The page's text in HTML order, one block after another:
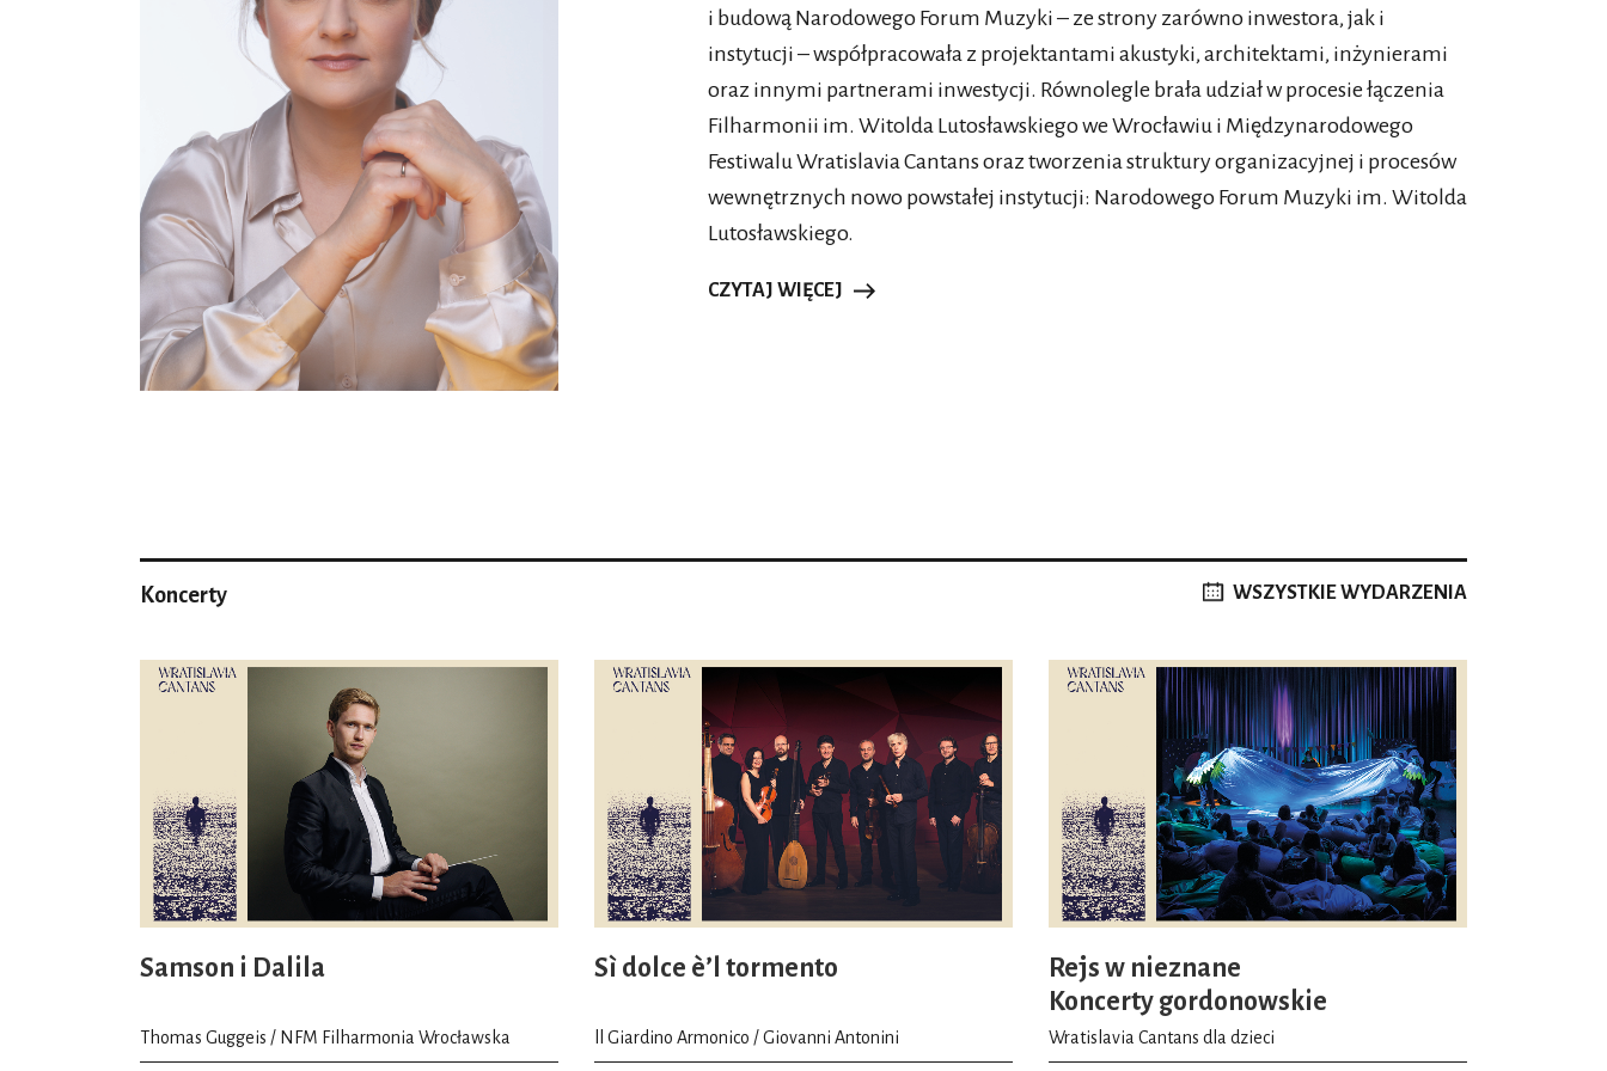
McCreesh wykonywał na 32. Wratislavii Cantans w 1997 roku. Wtedy go poznałem.
Bohater rekonstrukcji mszy koronacyjnej, Marino Grimani, który w 1595 roku
otrzymał godność doży, miał już swoje lata, a mimo tego przyjął zaszczyt i wyzwania
z nim związane. Również sama Wenecja na przełomie XVI i XVII wieku, wciąż
wspaniała i bogata, była właściwie w okresie schyłkowym, rozpoczętym przez
zdobycie Konstantynopola przez Turków Osmańskich. Podobnie jak doża,
Najjaśniejsza Republika przekroczyła smugę cienia.
Do nagrania sprzed ponad trzydziestu lat nawiąże z kolei zespół Il Giardino
Nad Morze Śródziemne zaprowadzą nas też dwie opery w wykonaniu
EneaszuHenry’ego Purcella. Dostrzegamy w ich tytułach pewną symetrię. Czy łączy
je coś jeszcze?
O proszę, nie pomyślałem, że i te opery rozgrywają się nad morzem! Nie są to jednak
opery marynistyczne [śmiech]. Obie opowieści wyrosły w kulturze
śródziemnomorskiej. Ich fabuła toczy się właśnie wokół motywu odpowiedzialności
za siebie i naród. Weźmy historię Samsona, czyli dzieło Saint-Saënsa, które
poprowadzi Thomas Guggeis. Żydzi byli gnębieni i okupowani przez Filistynów.
smugę cienia, modlił się do Boga i odzyskał siły, by wraz z oprawcami zginąć pod
gruzami świątyni. W ten sposób uratował swój naród. W podobnej sytuacji są
i budową Narodowego Forum Muzyki – ze strony zarówno inwestora, jak i
instytucji – współpracowała z projektantami akustyki, architektami, inżynierami
oraz innymi partnerami inwestycji. Równolegle brała udział w procesie łączenia
Filharmonii im. Witolda Lutosławskiego we Wrocławiu i Międzynarodowego
Festiwalu Wratislavia Cantans oraz tworzenia struktury organizacyjnej i procesów
wewnętrznych nowo powstałej instytucji: Narodowego Forum Muzyki im. Witolda
Lutosławskiego.
CZYTAJ WIĘCEJ
Koncerty WSZYSTKIE WYDARZENIA
Samson i Dalila
Thomas Guggeis / NFM Filharmonia Wrocławska
Sì dolce è’l tormento
ll Giardino Armonico / Giovanni Antonini
Rejs w nieznane
Koncerty gordonowskie
Wratislavia Cantans dla dzieci